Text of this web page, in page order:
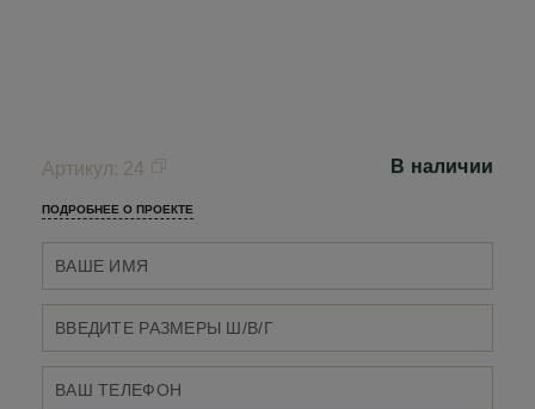
Артикул: 24 В наличии
ПОДРОБНЕЕ О ПРОЕКТЕ